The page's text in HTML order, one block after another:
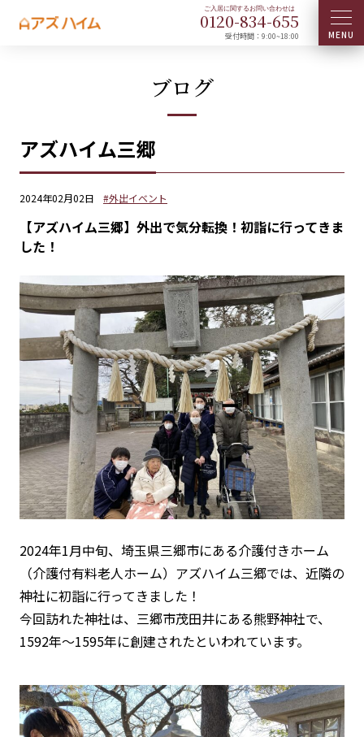
0120-834-655
受付時間：9:00~18:00
ブログ
アズハイム三郷
2024年02月02日 #外出イベント
【アズハイム三郷】外出で気分転換！初詣に行ってきま
した！
2024年1月中旬、埼玉県三郷市にある介護付きホーム
（介護付有料老人ホーム）アズハイム三郷では、近隣の
神社に初詣に行ってきました！
今回訪れた神社は、三郷市茂田井にある熊野神社で、
1592年～1595年に創建されたといわれています。